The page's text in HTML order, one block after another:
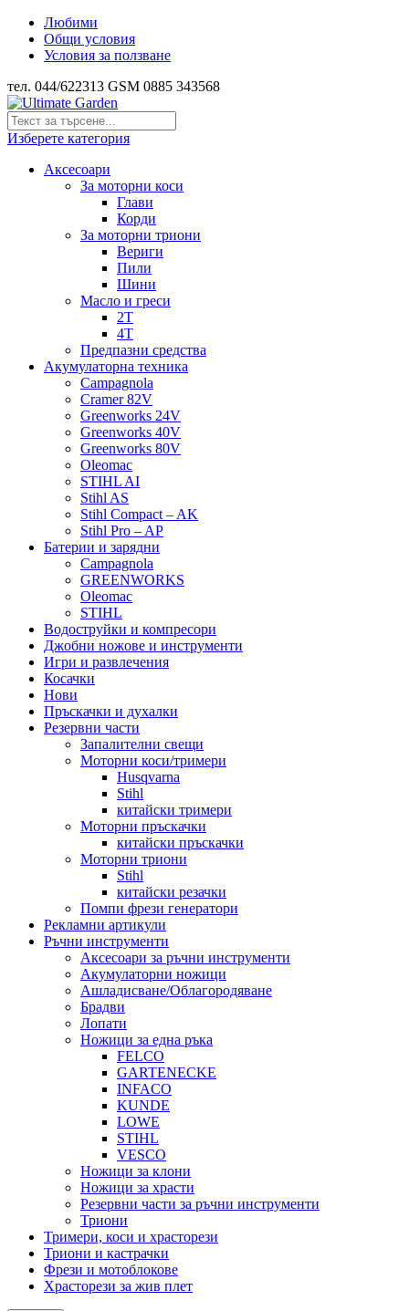
Любими
Общи условия
Условия за ползване
тел. 044/622313 GSM 0885 343568
Изберете категория
Аксесоари
За моторни коси
Глави
Корди
За моторни триони
Вериги
Пили
Шини
Масло и греси
2Т
4Т
Предпазни средства
Акумулаторна техника
Campagnola
Cramer 82V
Greenworks 24V
Greenworks 40V
Greenworks 80V
Oleomac
STIHL AI
Stihl AS
Stihl Compact – AK
Stihl Pro – AP
Батерии и зарядни
Campagnola
GREENWORKS
Oleomac
STIHL
Водоструйки и компресори
Джобни ножове и инструменти
Игри и развлечения
Косачки
Нови
Пръскачки и духалки
Резервни части
Запалителни свещи
Моторни коси/тримери
Husqvarna
Stihl
китайски тримери
Моторни пръскачки
китайски пръскачки
Моторни триони
Stihl
китайски резачки
Помпи фрези генератори
Рекламни артикули
Ръчни инструменти
Аксесоари за ръчни инструменти
Акумулаторни ножици
Ашладисване/Облагородяване
Брадви
Лопати
Ножици за една ръка
FELCO
GARTENECKE
INFACO
KUNDE
LOWE
STIHL
VESCO
Ножици за клони
Ножици за храсти
Резервни части за ръчни инструменти
Триони
Тримери, коси и храсторези
Триони и кастрачки
Фрези и мотоблокове
Храсторези за жив плет